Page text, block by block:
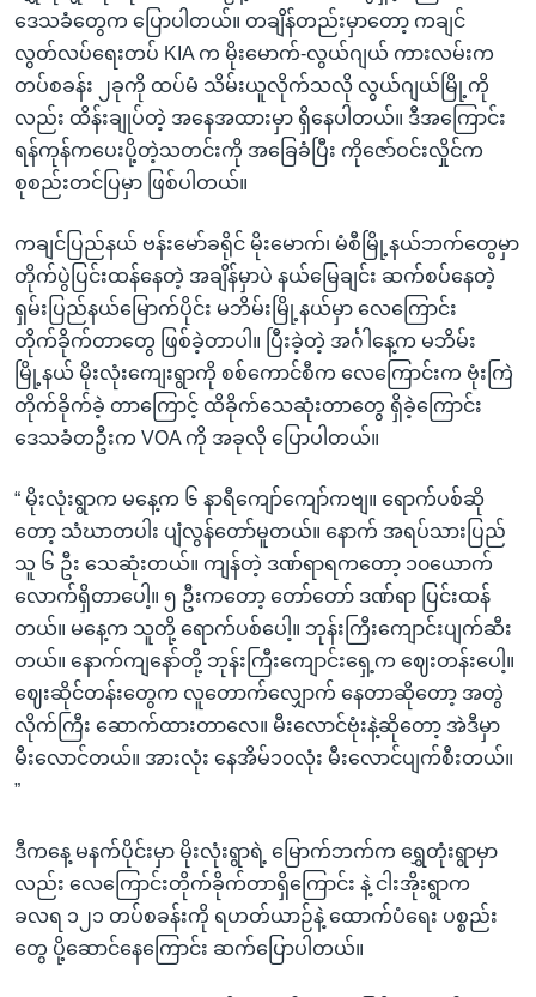
ဒေသခံတွေက ပြောပါတယ်။ တချိန်တည်းမှာတော့ ကချင်
လွတ်လပ်ရေးတပ် KIA က မိုးမောက်-လွယ်ဂျယ် ကားလမ်းက
တပ်စခန်း ၂ခုကို ထပ်မံ သိမ်းယူလိုက်သလို လွယ်ဂျယ်မြို့ကို
လည်း ထိန်းချုပ်တဲ့ အနေအထားမှာ ရှိနေပါတယ်။ ဒီအကြောင်း
ရန်ကုန်ကပေးပို့တဲ့သတင်းကို အခြေခံပြီး ကိုဇော်ဝင်းလှိုင်က
စုစည်းတင်ပြမှာ ဖြစ်ပါတယ်။
ကချင်ပြည်နယ် ဗန်းမော်ခရိုင် မိုးမောက်၊ မံစီမြို့နယ်ဘက်တွေမှာ
တိုက်ပွဲပြင်းထန်နေတဲ့ အချိန်မှာပဲ နယ်မြေချင်း ဆက်စပ်နေတဲ့
ရှမ်းပြည်နယ်မြောက်ပိုင်း မဘိမ်းမြို့နယ်မှာ လေကြောင်း
တိုက်ခိုက်တာတွေ ဖြစ်ခဲ့တာပါ။ ပြီးခဲ့တဲ့ အင်္ဂါနေ့က မဘိမ်း
မြို့နယ် မိုးလုံးကျေးရွာကို စစ်ကောင်စီက လေကြောင်းက ဗုံးကြဲ
တိုက်ခိုက်ခဲ့ တာကြောင့် ထိခိုက်သေဆုံးတာတွေ ရှိခဲ့ကြောင်း
ဒေသခံတဦးက VOA ကို အခုလို ပြောပါတယ်။
“ မိုးလုံးရွာက မနေ့က ၆ နာရီကျော်ကျော်ကဗျ။ ရောက်ပစ်ဆို
တော့ သံဃာတပါး ပျံလွန်တော်မူတယ်။ နောက် အရပ်သားပြည်
သူ ၆ ဦး သေဆုံးတယ်။ ကျန်တဲ့ ဒဏ်ရာရကတော့ ၁၀ယောက်
လောက်ရှိတာပေါ့။ ၅ ဦးကတော့ တော်တော် ဒဏ်ရာ ပြင်းထန်
တယ်။ မနေ့က သူတို့ ရောက်ပစ်ပေါ့။ ဘုန်းကြီးကျောင်းပျက်ဆီး
တယ်။ နောက်ကျနော်တို့ ဘုန်းကြီးကျောင်းရှေ့က ဈေးတန်းပေါ့။
ဈေးဆိုင်တန်းတွေက လူတောက်လျှောက် နေတာဆိုတော့ အတွဲ
လိုက်ကြီး ဆောက်ထားတာလေ။ မီးလောင်ဗုံးနဲ့ဆိုတော့ အဲဒီမှာ
မီးလောင်တယ်။ အားလုံး နေအိမ်၁၀လုံး မီးလောင်ပျက်စီးတယ်။
”
ဒီကနေ့ မနက်ပိုင်းမှာ မိုးလုံးရွာရဲ့ မြောက်ဘက်က ရွှေတုံးရွာမှာ
လည်း လေကြောင်းတိုက်ခိုက်တာရှိကြောင်း နဲ့ ငါးအိုးရွာက
ခလရ ၁၂၁ တပ်စခန်းကို ရဟတ်ယာဉ်နဲ့ ထောက်ပံရေး ပစ္စည်း
တွေ ပို့ဆောင်နေကြောင်း ဆက်ပြောပါတယ်။